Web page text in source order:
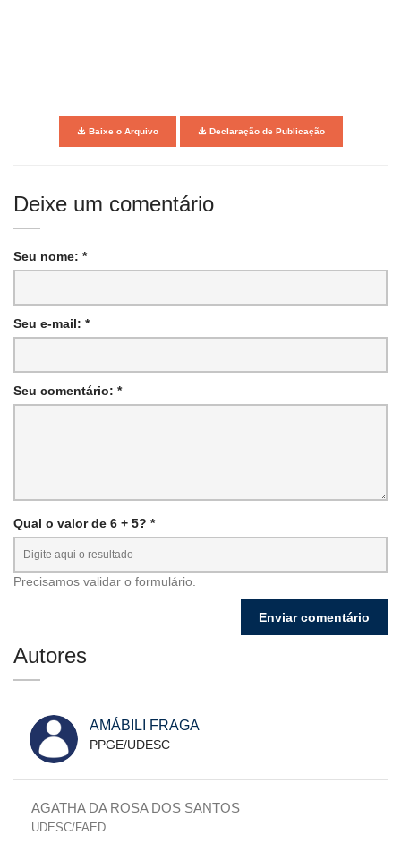
Baixe o Arquivo Declaração de Publicação
Deixe um comentário
Seu nome: *
Seu e-mail: *
Seu comentário: *
Qual o valor de 6 + 5? *
Precisamos validar o formulário.
Autores
AMÁBILI FRAGA
PPGE/UDESC
AGATHA DA ROSA DOS SANTOS
UDESC/FAED